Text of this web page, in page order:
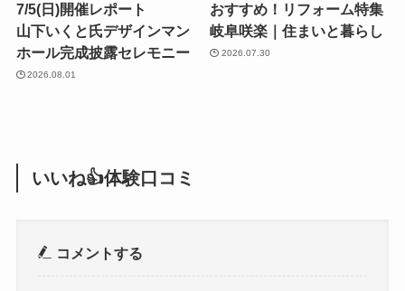
7/5(日)開催レポート
山下いくと氏デザインマン
ホール完成披露セレモニー
2026.08.01
おすすめ！リフォーム特集
岐阜咲楽｜住まいと暮らし
2026.07.30
いいね👍体験口コミ
コメントする